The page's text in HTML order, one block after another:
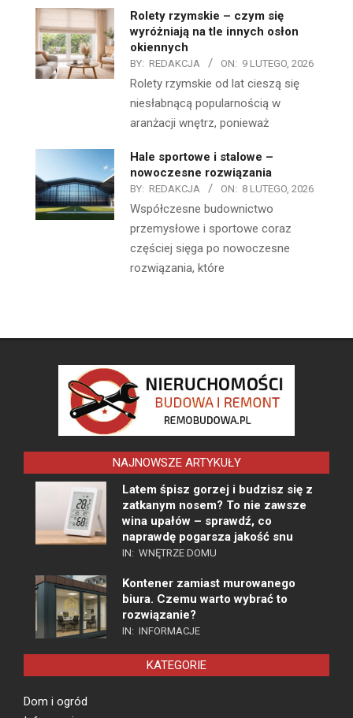
Rolety rzymskie – czym się
wyróżniają na tle innych osłon
okiennych
BY: REDAKCJA ON: 9 LUTEGO, 2026
Rolety rzymskie od lat cieszą się
niesłabnącą popularnością w
aranżacji wnętrz, ponieważ
Hale sportowe i stalowe –
nowoczesne rozwiązania
BY: REDAKCJA ON: 8 LUTEGO, 2026
Współczesne budownictwo
przemysłowe i sportowe coraz
częściej sięga po nowoczesne
rozwiązania, które
NAJNOWSZE ARTYKUŁY
Latem śpisz gorzej i budzisz się z
zatkanym nosem? To nie zawsze
wina upałów – sprawdź, co
naprawdę pogarsza jakość snu
IN: WNĘTRZE DOMU
Kontener zamiast murowanego
biura. Czemu warto wybrać to
rozwiązanie?
IN: INFORMACJE
KATEGORIE
Dom i ogród